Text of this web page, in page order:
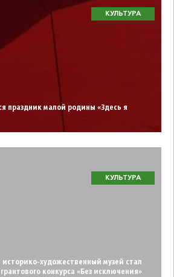
КУЛЬТУРА
праздник малой родины «Здесь я
КУЛЬТУРА
историко-художественный музей стал
конкурса «Без исключения»